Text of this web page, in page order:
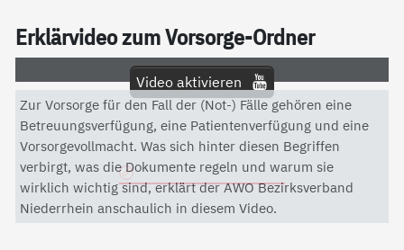
Er­klär­vi­deo zum Vor­sor­ge-Ord­ner
Video aktivieren
Mit dem Aktivieren des Videos akzeptieren Sie die
Datenschutzerklärung von YouTube.
Datenschutzerklärung
Zur Vorsorge für den Fall der (Not-) Fälle gehören eine
Betreuungsverfügung, eine Patientenverfügung und eine
Vorsorgevollmacht. Was sich hinter diesen Begriffen
verbirgt, was die Dokumente regeln und warum sie
wirklich wichtig sind, erklärt der AWO Bezirksverband
Niederrhein anschaulich in diesem Video.